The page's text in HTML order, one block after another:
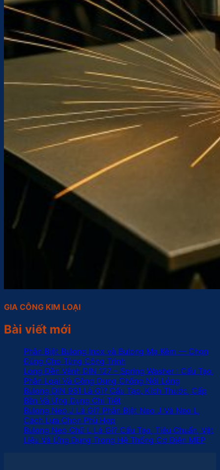
GIA CÔNG KIM LOẠI
Bài viết mới
Phân Biệt Bulong Inox và Bulong Mạ Kẽm — Chọn
Đúng Cho Từng Công Trình
Long Đền Vênh DIN 127 – Spring Washer : Cấu Tạo,
Phân Loại Và Công Dụng Chống Nới Lỏng
Bulong DIN 931 Là Gì? Cấu Tạo, Kích Thước, Cấp
Bền Và Ứng Dụng Chi Tiết
Bulong Neo J Là Gì? Phân Biệt Neo J Và Neo L,
Cách Lựa Chọn Phù Hợp
Bulong Neo Chữ L Là Gì? Cấu Tạo, Tiêu Chuẩn, Vật
Liệu Và Ứng Dụng Trong Hệ Thống Cơ Điện MEP